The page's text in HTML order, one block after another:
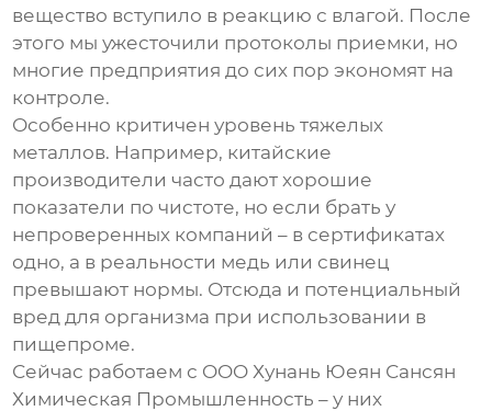
вещество вступило в реакцию с влагой. После
этого мы ужесточили протоколы приемки, но
многие предприятия до сих пор экономят на
контроле.
Особенно критичен уровень тяжелых
металлов. Например, китайские
производители часто дают хорошие
показатели по чистоте, но если брать у
непроверенных компаний – в сертификатах
одно, а в реальности медь или свинец
превышают нормы. Отсюда и потенциальный
вред для организма при использовании в
пищепроме.
Сейчас работаем с OOO Хунань Юеян Сансян
Химическая Промышленность – у них